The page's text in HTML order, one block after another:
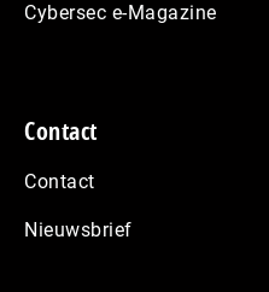
Cybersec e-Magazine
Contact
Contact
Nieuwsbrief